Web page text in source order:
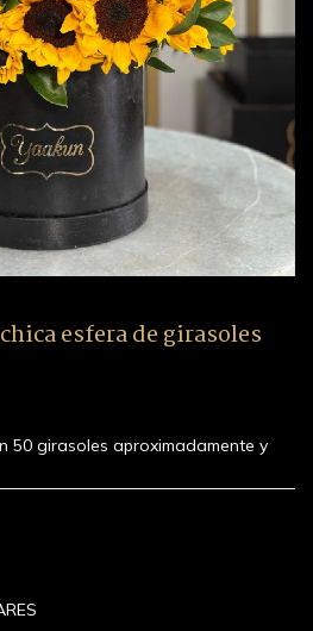
esfera de girasoles
50 girasoles aproximadamente y